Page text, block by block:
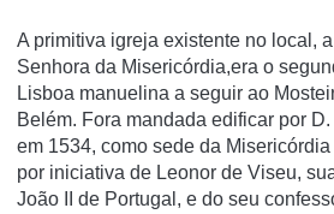
A primitiva igreja existente no local,
Senhora da Misericórdia,era o
Lisboa manuelina a seguir ao
Belém. Fora mandada edificar por
em 1534, como sede da
por iniciativa de Leonor de Viseu,
João II de Portugal, e do seu